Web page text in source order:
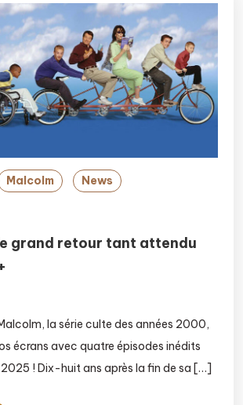
Malcolm News
grand retour tant attendu
la série culte des années 2000,
écrans avec quatre épisodes inédits
2025 ! Dix-huit ans après la fin de sa […]